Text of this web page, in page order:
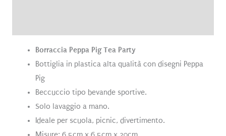
Borraccia Peppa Pig Tea Party
Bottiglia in plastica alta qualità con disegni Peppa
Pig
Beccuccio tipo bevande sportive.
Solo lavaggio a mano.
Ideale per scuola, picnic, divertimento.